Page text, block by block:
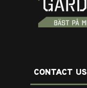
CONTACT US